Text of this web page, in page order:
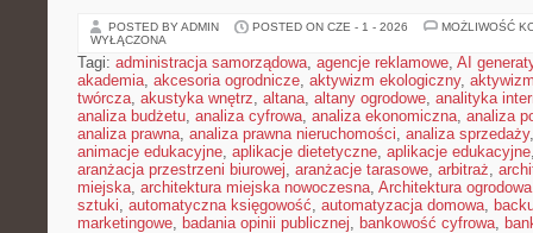
POSTED BY ADMIN POSTED ON CZE - 1 - 2026
MOŻLIWOŚĆ
WYŁĄCZONA
Tagi: administracja samorządowa, agencje reklamowe, AI
akademia, akcesoria ogrodnicze, aktywizm ekologiczny,
twórcza, akustyka wnętrz, altana, altany ogrodowe, analityka
analiza budżetu, analiza cyfrowa, analiza ekonomiczna, analiza
analiza prawna, analiza prawna nieruchomości, analiza sprzedaży
animacje edukacyjne, aplikacje dietetyczne, aplikacje edukacyjne
aranżacja przestrzeni biurowej, aranżacje tarasowe, arbitraż,
miejska, architektura miejska nowoczesna, Architektura ogrodowa
sztuki, automatyczna księgowość, automatyzacja domowa,
marketingowe, badania opinii publicznej, bankowość cyfrowa,